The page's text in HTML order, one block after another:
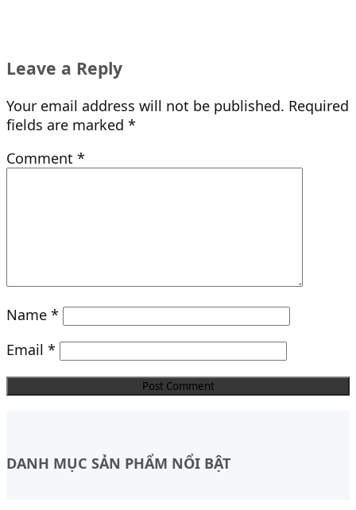
Leave a Reply
Your email address will not be published. Required
fields are marked *
Comment *
Name *
Email *
DANH MỤC SẢN PHẨM NỔI BẬT